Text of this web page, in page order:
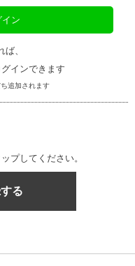
ン
、
インできます
追加されます
プしてください。
る